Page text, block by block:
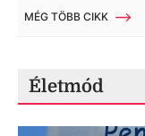
MÉG TÖBB CIKK
Életmód